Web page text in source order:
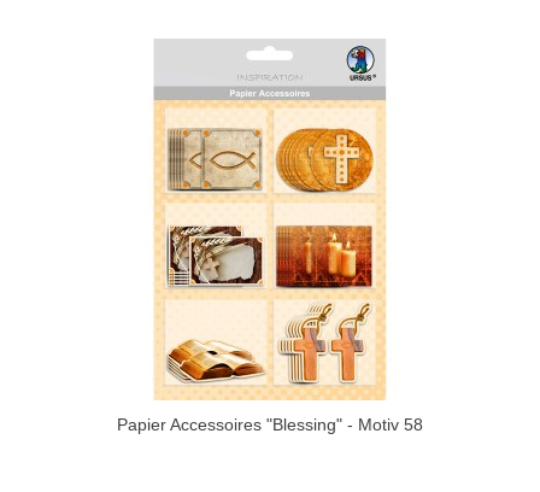
Papier Accessoires "Blessing" - Motiv 58